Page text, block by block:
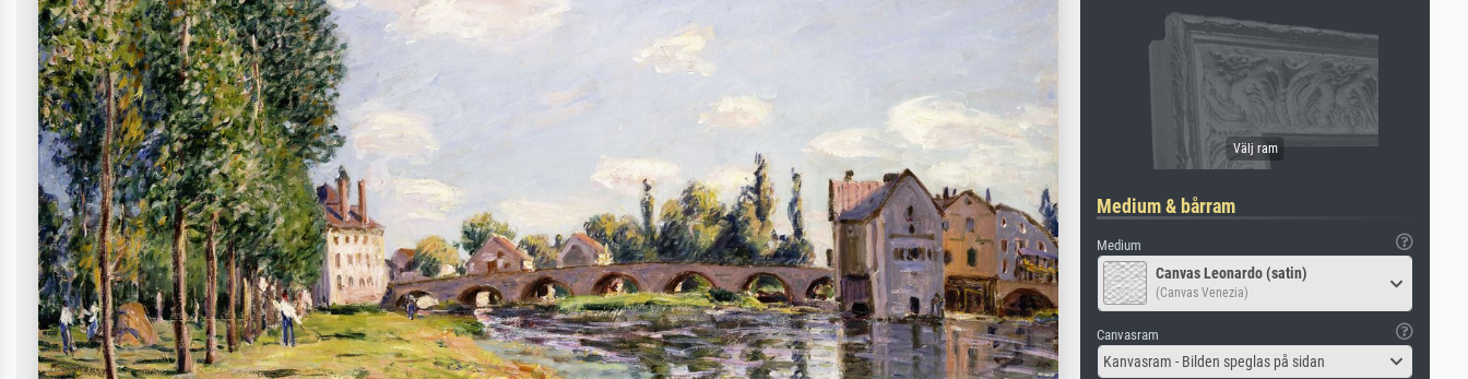
Medium & bårram
Medium
Canvas Leonardo (satin)
(Canvas Venezia)
Canvasram
Kanvasram - Bilden speglas på sidan